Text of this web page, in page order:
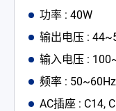
功率 : 40W
输出电压 :
输入电压 :
频率 : 50~60Hz
AC插座 : C14,